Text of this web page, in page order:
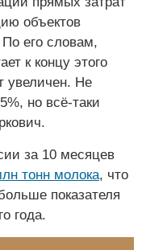
объектов
его словам,
к концу этого
увеличен. Не
но всё-таки
за 10 месяцев
тонн молока, что
показателя
года.